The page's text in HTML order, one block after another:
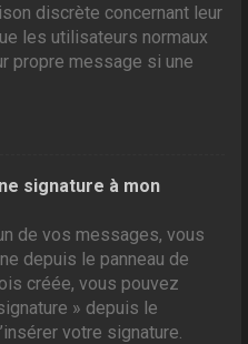
discrète concernant leur
les utilisateurs normaux
propre message si une
signature à mon
de vos messages, vous
depuis le panneau de
créée, vous pouvez
» depuis le
votre signature.